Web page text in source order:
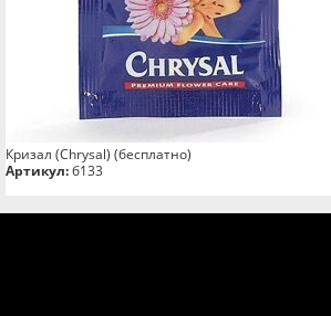
Кризал (Chrysal) (бесплатно)
Артикул:б133